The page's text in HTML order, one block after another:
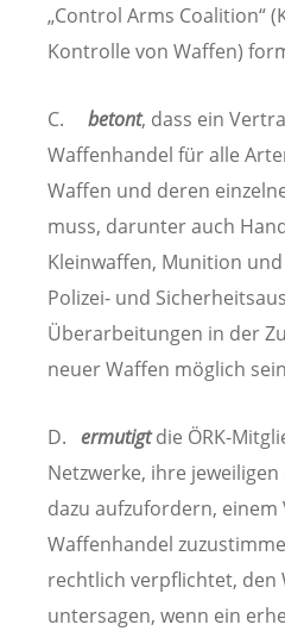
„Control Arms Coalition“
Kontrolle von Waffen)
C. betont, dass ein
Waffenhandel für alle
Waffen und deren
muss, darunter auch
Kleinwaffen, Munition
Polizei- und
Überarbeitungen in der
neuer Waffen möglich
D. ermutigtdie ÖRK-
Netzwerke, ihre
dazu aufzufordern,
Waffenhandel
rechtlich verpflichtet, den
untersagen, wenn ein